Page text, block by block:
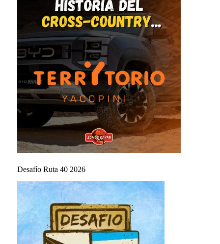
Desafío Ruta 40 2026